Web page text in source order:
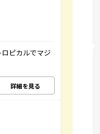
ピカルでマジ
詳細を見る